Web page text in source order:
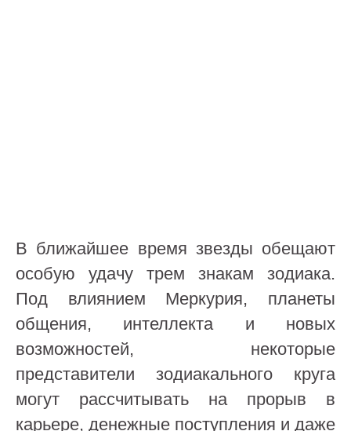
В ближайшее время звезды обещают
особую удачу трем знакам зодиака.
Под влиянием Меркурия, планеты
общения, интеллекта и новых
возможностей, некоторые
представители зодиакального круга
могут рассчитывать на прорыв в
карьере, денежные поступления и даже